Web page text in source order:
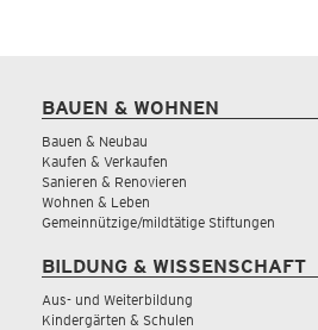
BAUEN & WOHNEN
Bauen & Neubau
Kaufen & Verkaufen
Sanieren & Renovieren
Wohnen & Leben
Gemeinnützige/mildtätige Stiftungen
BILDUNG & WISSENSCHAFT
Aus- und Weiterbildung
Kindergärten & Schulen